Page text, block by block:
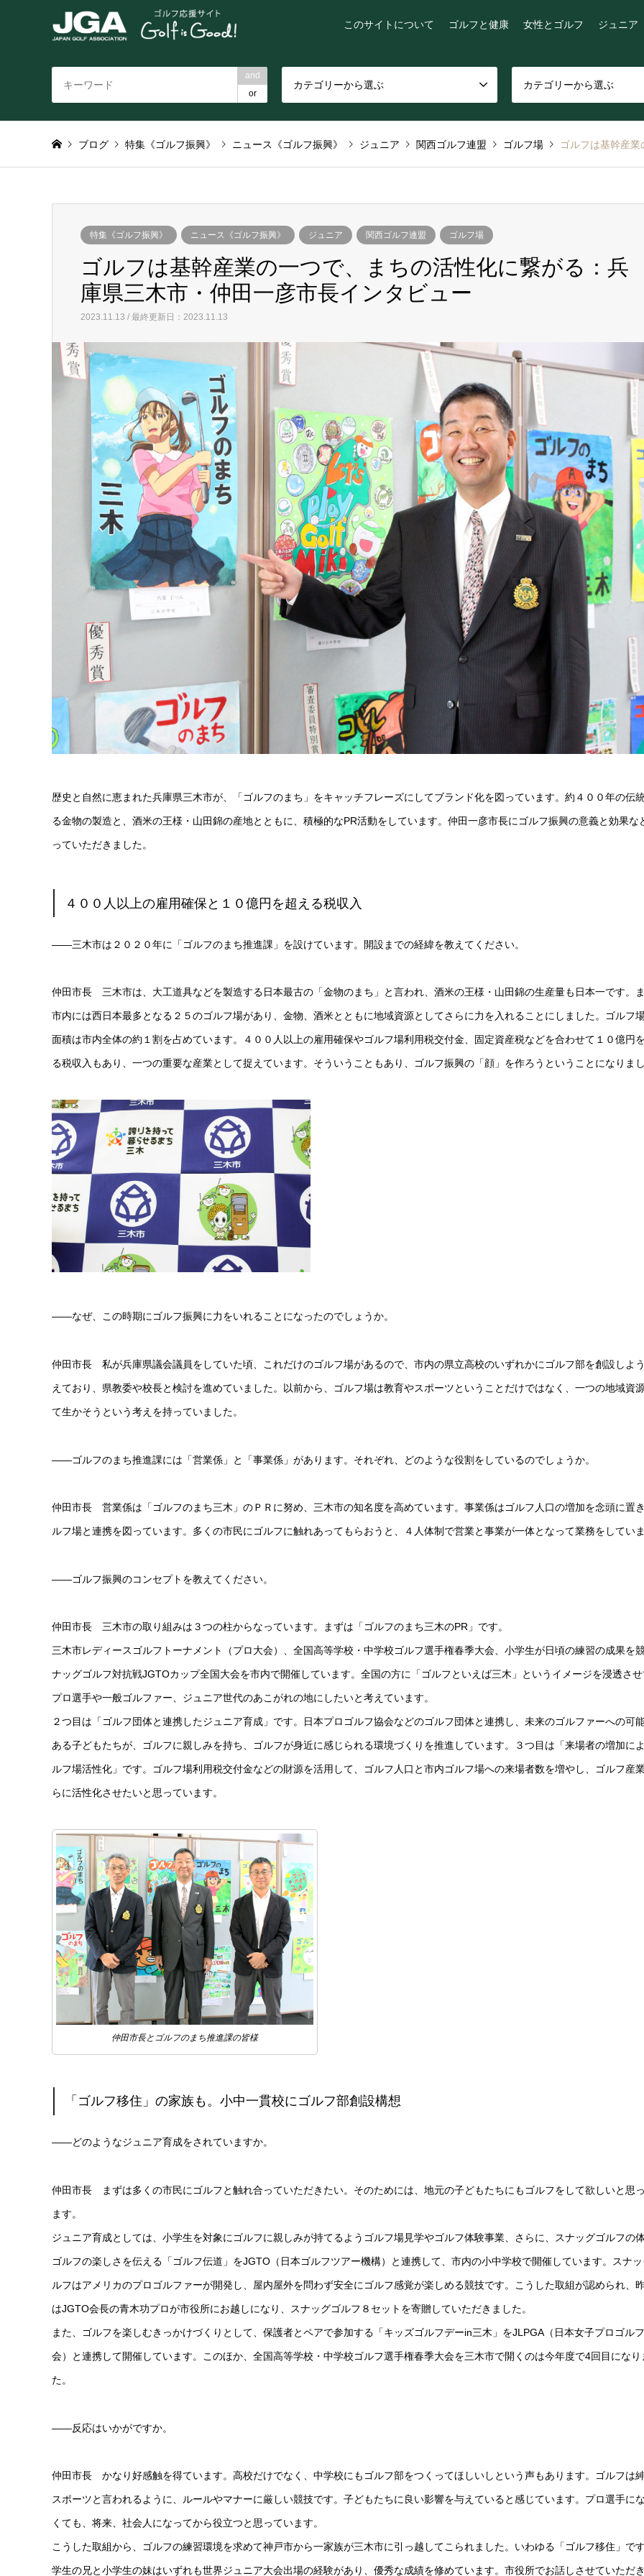
このサイトについて ゴルフと健康 女性とゴルフ ジュニア
and
or
カテゴリーから選ぶ カテゴリーから選ぶ
ブログ 特集《ゴルフ振興》 ニュース《ゴルフ振興》 ジュニア 関西ゴルフ連盟 ゴルフ場 ゴルフは基幹産業の一
特集《ゴルフ振興》 ニュース《ゴルフ振興》 ジュニア 関西ゴルフ連盟 ゴルフ場
ゴルフは基幹産業の一つで、まちの活性化に繋がる：兵
庫県三木市・仲田一彦市長インタビュー
2023.11.13 / 最終更新日：2023.11.13
歴史と自然に恵まれた兵庫県三木市が、「ゴルフのまち」をキャッチフレーズにしてブランド化を図っています。約４００年の伝
る金物の製造と、酒米の王様・山田錦の産地とともに、積極的なPR活動をしています。仲田一彦市長にゴルフ振興の意義と効果な
っていただきました。
４００人以上の雇用確保と１０億円を超える税収入
――三木市は２０２０年に「ゴルフのまち推進課」を設けています。開設までの経緯を教えてください。
仲田市長 三木市は、大工道具などを製造する日本最古の「金物のまち」と言われ、酒米の王様・山田錦の生産量も日本一です。ま
市内には西日本最多となる２５のゴルフ場があり、金物、酒米とともに地域資源としてさらに力を入れることにしました。ゴルフ
面積は市内全体の約１割を占めています。４００人以上の雇用確保やゴルフ場利用税交付金、固定資産税などを合わせて１０億円
る税収入もあり、一つの重要な産業として捉えています。そういうこともあり、ゴルフ振興の「顔」を作ろうということになりまし
――なぜ、この時期にゴルフ振興に力をいれることになったのでしょうか。
仲田市長 私が兵庫県議会議員をしていた頃、これだけのゴルフ場があるので、市内の県立高校のいずれかにゴルフ部を創設しよ
えており、県教委や校長と検討を進めていました。以前から、ゴルフ場は教育やスポーツということだけではなく、一つの地域資
て生かそうという考えを持っていました。
――ゴルフのまち推進課には「営業係」と「事業係」があります。それぞれ、どのような役割をしているのでしょうか。
仲田市長 営業係は「ゴルフのまち三木」のＰＲに努め、三木市の知名度を高めています。事業係はゴルフ人口の増加を念頭に置
ルフ場と連携を図っています。多くの市民にゴルフに触れあってもらおうと、４人体制で営業と事業が一体となって業務をしていま
――ゴルフ振興のコンセプトを教えてください。
仲田市長 三木市の取り組みは３つの柱からなっています。まずは「ゴルフのまち三木のPR」です。
三木市レディースゴルフトーナメント（プロ大会）、全国高等学校・中学校ゴルフ選手権春季大会、小学生が日頃の練習の成果を
ナッグゴルフ対抗戦JGTOカップ全国大会を市内で開催しています。全国の方に「ゴルフといえば三木」というイメージを浸透させ
プロ選手や一般ゴルファー、ジュニア世代のあこがれの地にしたいと考えています。
２つ目は「ゴルフ団体と連携したジュニア育成」です。日本プロゴルフ協会などのゴルフ団体と連携し、未来のゴルファーへの可
ある子どもたちが、ゴルフに親しみを持ち、ゴルフが身近に感じられる環境づくりを推進しています。３つ目は「来場者の増加に
ルフ場活性化」です。ゴルフ場利用税交付金などの財源を活用して、ゴルフ人口と市内ゴルフ場への来場者数を増やし、ゴルフ産
らに活性化させたいと思っています。
仲田市長とゴルフのまち推進課の皆様
「ゴルフ移住」の家族も。小中一貫校にゴルフ部創設構想
――どのようなジュニア育成をされていますか。
仲田市長 まずは多くの市民にゴルフと触れ合っていただきたい。そのためには、地元の子どもたちにもゴルフをして欲しいと思
ます。
ジュニア育成としては、小学生を対象にゴルフに親しみが持てるようゴルフ場見学やゴルフ体験事業、さらに、スナッグゴルフの
ゴルフの楽しさを伝える「ゴルフ伝道」をJGTO（日本ゴルフツアー機構）と連携して、市内の小中学校で開催しています。スナ
ルフはアメリカのプロゴルファーが開発し、屋内屋外を問わず安全にゴルフ感覚が楽しめる競技です。こうした取組が認められ、
はJGTO会長の青木功プロが市役所にお越しになり、スナッグゴルフ８セットを寄贈していただきました。
また、ゴルフを楽しむきっかけづくりとして、保護者とペアで参加する「キッズゴルフデーin三木」をJLPGA（日本女子プロゴル
会）と連携して開催しています。このほか、全国高等学校・中学校ゴルフ選手権春季大会を三木市で開くのは今年度で4回目になり
た。
――反応はいかがですか。
仲田市長 かなり好感触を得ています。高校だけでなく、中学校にもゴルフ部をつくってほしいしという声もあります。ゴルフは
スポーツと言われるように、ルールやマナーに厳しい競技です。子どもたちに良い影響を与えていると感じています。プロ選手に
くても、将来、社会人になってから役立つと思っています。
こうした取組から、ゴルフの練習環境を求めて神戸市から一家族が三木市に引っ越してこられました。いわゆる「ゴルフ移住」で
学生の兄と小学生の妹はいずれも世界ジュニア大会出場の経験があり、優秀な成績を修めています。市役所でお話しさせていただ